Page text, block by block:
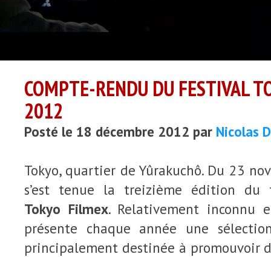
COMPTE-RENDU DU FESTIVAL
2012
Posté le 18 décembre 2012 par Nicolas
Tokyo, quartier de Yûrakuchô. Du 23
s’est tenue la treizième édition du
Tokyo Filmex. Relativement inconnu
présente chaque année une
principalement destinée à promouvoir